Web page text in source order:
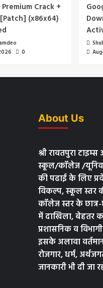
Crack +
(x86x64)
0
About Us
श्री रावतपुरा
स्कूल/कॉलेज /
की पढाई के लिए
विकल्प, स्कूल स्तर
कॉलेज स्तर के छात्र-
में दाखिला, बेहतर
प्रशासनिक व
इसके अलावा
रोजगार, धर्म,
जानकारी भी दी जा